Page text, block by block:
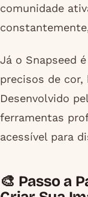
comunidade
Já o Snapseed
precisos de
Desenvolvido
ferramentas
acessível para
🎨 Passo a